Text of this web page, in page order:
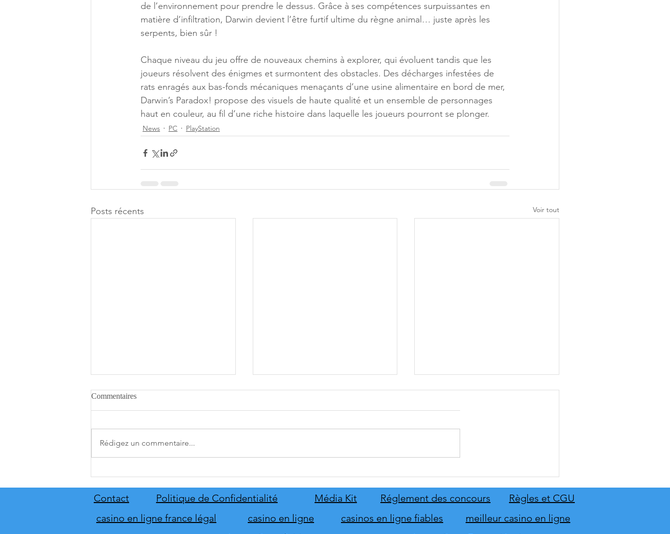
de l’environnement pour prendre le dessus. Grâce à ses compétences surpuissantes en
matière d’infiltration, Darwin devient l’être furtif ultime du règne animal… juste après les
serpents, bien sûr !
Chaque niveau du jeu offre de nouveaux chemins à explorer, qui évoluent tandis que les
joueurs résolvent des énigmes et surmontent des obstacles. Des décharges infestées de
rats enragés aux bas-fonds mécaniques menaçants d’une usine alimentaire en bord de mer,
Darwin’s Paradox! propose des visuels de haute qualité et un ensemble de personnages
haut en couleur, au fil d’une riche histoire dans laquelle les joueurs pourront se plonger.
News PC PlayStation
Posts récents Voir tout
de son extension Homme
d'honneur
Commentaires
Rédigez un commentaire...
Contact Politique de Confidentialité Média Kit Règles et CGU
Réglement des concours
casino en ligne france légal
meilleur casino en ligne
casino en ligne
casinos en ligne fiables